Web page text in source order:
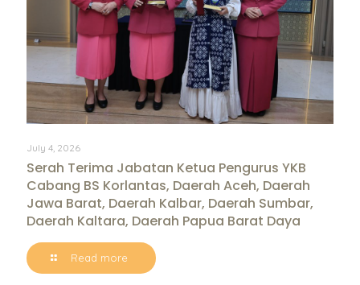
July 4, 2026
Serah Terima Jabatan Ketua Pengurus YKB
Cabang BS Korlantas, Daerah Aceh, Daerah
Jawa Barat, Daerah Kalbar, Daerah Sumbar,
Daerah Kaltara, Daerah Papua Barat Daya
Read more